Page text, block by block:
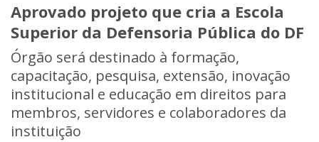
Aprovado projeto que cria a Escola
Superior da Defensoria Pública do DF
Órgão será destinado à formação,
capacitação, pesquisa, extensão, inovação
institucional e educação em direitos para
membros, servidores e colaboradores da
instituição